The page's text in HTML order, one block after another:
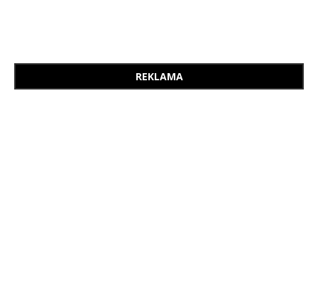
REKLAMA